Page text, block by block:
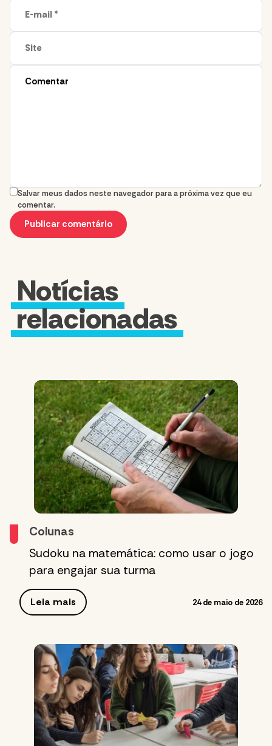
Salvar meus dados neste navegador para a próxima vez que eu
comentar.
Notícias
relacionadas
Colunas
Sudoku na matemática: como usar o jogo
para engajar sua turma
Leia mais 24 de maio de 2026